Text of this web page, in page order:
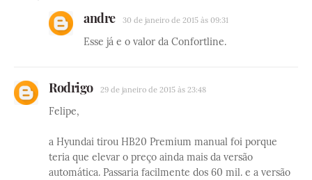
andre 30 de janeiro de 2015 às 09:31
Esse já e o valor da Confortline.
Rodrigo 29 de janeiro de 2015 às 23:48
Felipe,
a Hyundai tirou HB20 Premium manual foi porque
teria que elevar o preço ainda mais da versão
automática. Passaria facilmente dos 60 mil. e a versão